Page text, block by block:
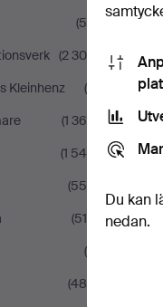
(59)
(2 300)
Kleinhenz
(9)
(1 364)
(1 546)
(558)
(518)
(6)
(485)
Du kan
nedan.